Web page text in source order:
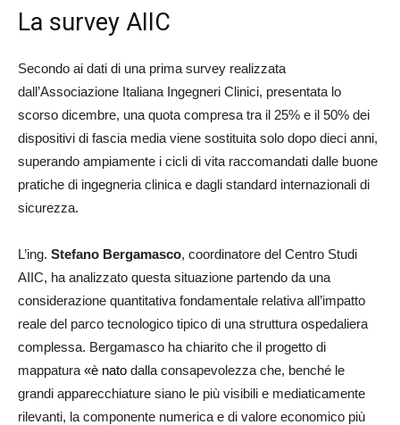
La survey AIIC
Secondo ai dati di una prima survey realizzata
dall’Associazione Italiana Ingegneri Clinici, presentata lo
scorso dicembre, una quota compresa tra il 25% e il 50% dei
dispositivi di fascia media viene sostituita solo dopo dieci anni,
superando ampiamente i cicli di vita raccomandati dalle buone
pratiche di ingegneria clinica e dagli standard internazionali di
sicurezza.
L’ing. Stefano Bergamasco, coordinatore del Centro Studi
AIIC, ha analizzato questa situazione partendo da una
considerazione quantitativa fondamentale relativa all’impatto
reale del parco tecnologico tipico di una struttura ospedaliera
complessa. Bergamasco ha chiarito che il progetto di
mappatura «è nato dalla consapevolezza che, benché le
grandi apparecchiature siano le più visibili e mediaticamente
rilevanti, la componente numerica e di valore economico più